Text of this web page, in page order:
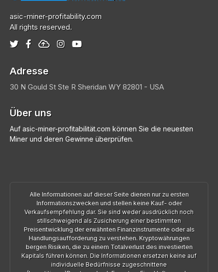
asic-miner-profitability.com
All rights reserved.
Adresse
30 N Gould St Ste R Sheridan WY 82801 - USA
Über uns
Auf asic-miner-profitabilität.com können Sie die neuesten
Miner und deren Gewinne überprüfen.
Alle Informationen auf dieser Seite dienen nur zu ersten
Informationszwecken und stellen keine Kauf- oder
Verkaufsempfehlung dar. Sie sind weder ausdrücklich noch
stillschweigend als Zusicherung einer bestimmten
Preisentwicklung der erwähnten Finanzinstrumente oder als
Handlungsaufforderung zu verstehen. Kryptowährungen
bergen Risiken, die zu einem Totalverlust des investierten
Kapitals führen können. Die Informationen ersetzen keine auf
individuelle Bedürfnisse zugeschnittene